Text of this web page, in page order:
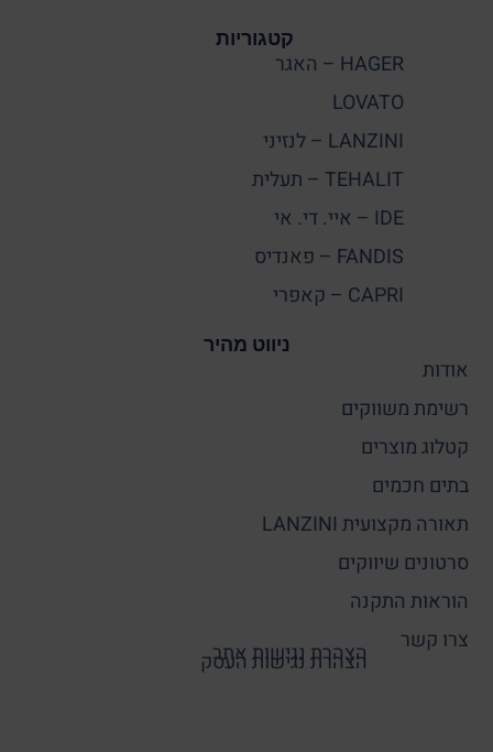
קטגוריות
HAGER – האגר
LOVATO
LANZINI – לנזיני
TEHALIT – תעלית
IDE – איי. די. אי
FANDIS – פאנדיס
CAPRI – קאפרי
ניווט מהיר
אודות
רשימת משווקים
קטלוג מוצרים
בתים חכמים
תאורה מקצועית LANZINI
סרטונים שיווקים
הוראות התקנה
צרו קשר
הצהרת נגישות אתר
הצהרת נגישות העסק